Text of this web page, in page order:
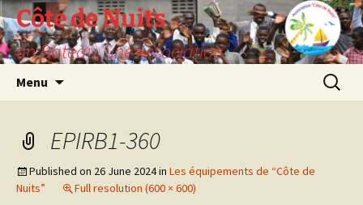
Skip
to
content
Côte de Nuits
un Bateau, une Association
Menu
Search
for:
EPIRB1-360
Published on 26 June 2024in Les équipements de “Côte de
Nuits”
Full resolution (600 × 600)